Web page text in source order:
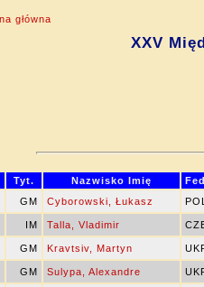
główna
XXV
Tyt. Nazwisko Imię
GM Cyborowski, Łukasz POL
IM Talla, Vladimir
GM Kravtsiv, Martyn
GM Sulypa, Alexandre